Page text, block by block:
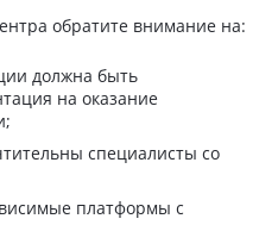
обратите внимание на:
должна быть
на оказание
специалисты со
платформы с